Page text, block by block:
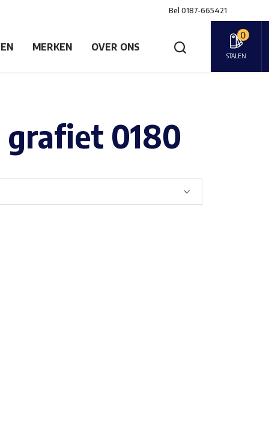
Bel 0187-665421
MERKEN OVER ONS
0
STALEN
grafiet 0180